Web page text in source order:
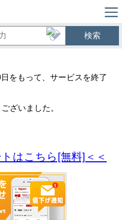
検索
をもって、サービスを終了
ざいました。
はこちら[無料]＜＜